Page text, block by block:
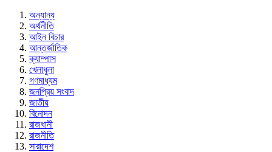
অন্যান্য
অর্থনীতি
আইন বিচার
আন্তর্জাতিক
ক্যাম্পাস
খেলাধুলা
গণমাধ্যম
জনপ্রিয় সংবাদ
জাতীয়
বিনোদন
রাজধানী
রাজনীতি
সারাদেশ